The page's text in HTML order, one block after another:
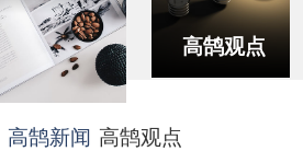
高鹄观点
高鹄新闻 高鹄观点